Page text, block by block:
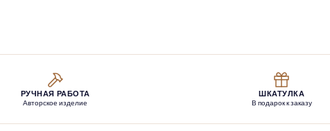
РУЧНАЯ РАБОТА
Авторское изделие
ШКАТУЛКА
В подарок к заказу